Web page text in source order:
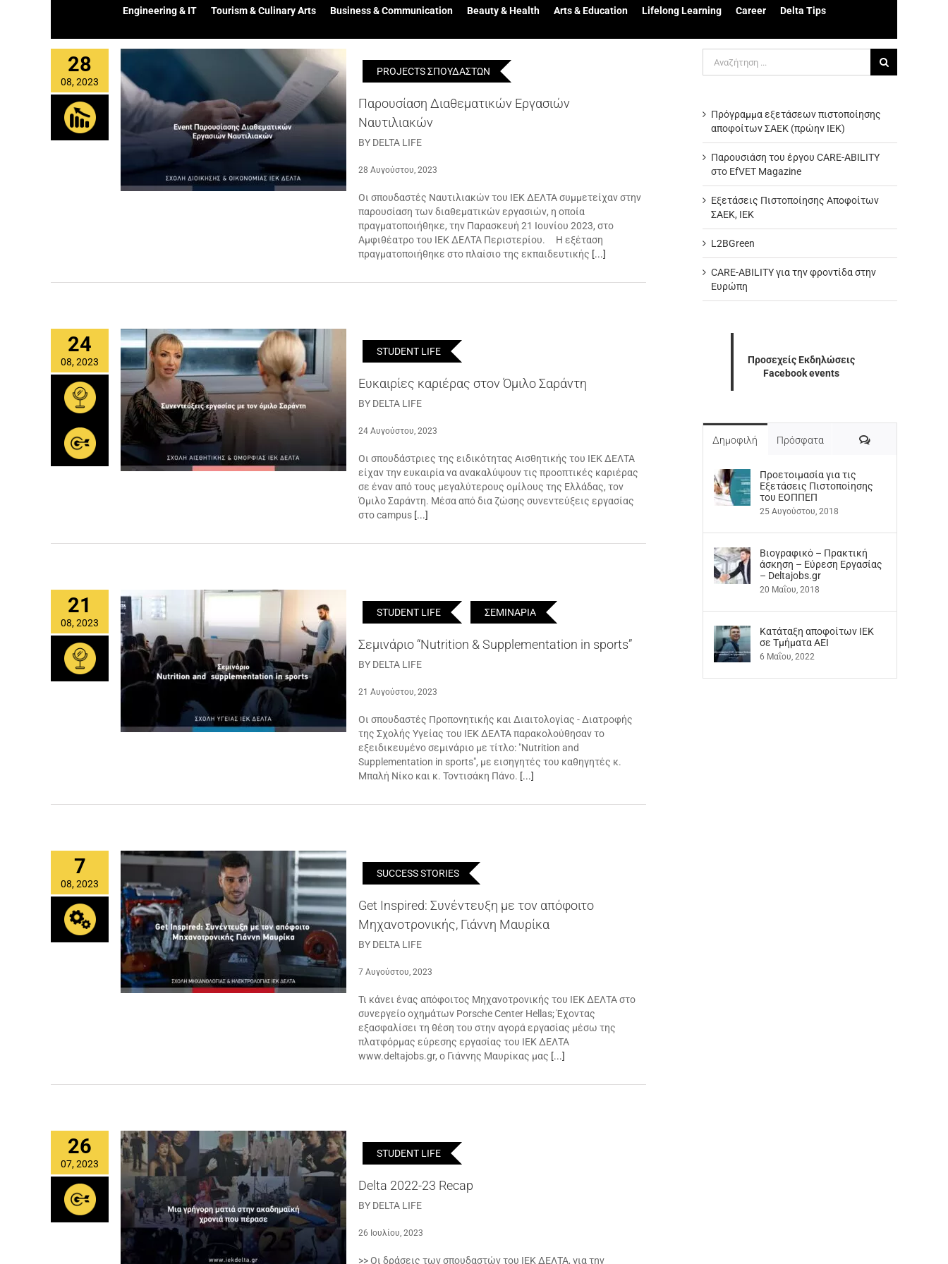
Engineering & IT Tourism & Culinary Arts Business & Communication Beauty & Health Arts & Education Lifelong Learning Career Delta Tips
28
08, 2023
PROJECTS ΣΠΟΥΔΑΣΤΩΝ
Παρουσίαση Διαθεματικών Εργασιών
Ναυτιλιακών
BY DELTA LIFE
28 Αυγούστου, 2023
Οι σπουδαστές Ναυτιλιακών του ΙΕΚ ΔΕΛΤΑ συμμετείχαν στην
παρουσίαση των διαθεματικών εργασιών, η οποία
πραγματοποιήθηκε, την Παρασκευή 21 Ιουνίου 2023, στο
Αμφιθέατρο του ΙΕΚ ΔΕΛΤΑ Περιστερίου. Η εξέταση
πραγματοποιήθηκε στο πλαίσιο της εκπαιδευτικής [...]
24
08, 2023
STUDENT LIFE
Ευκαιρίες καριέρας στον Όμιλο Σαράντη
BY DELTA LIFE
24 Αυγούστου, 2023
Οι σπουδάστριες της ειδικότητας Αισθητικής του ΙΕΚ ΔΕΛΤΑ
είχαν την ευκαιρία να ανακαλύψουν τις προοπτικές καριέρας
σε έναν από τους μεγαλύτερους ομίλους της Ελλάδας, τον
Όμιλο Σαράντη. Μέσα από δια ζώσης συνεντεύξεις εργασίας
στο campus [...]
21
08, 2023
STUDENT LIFE ΣΕΜΙΝΑΡΙΑ
Σεμινάριο “Nutrition & Supplementation in sports”
BY DELTA LIFE
21 Αυγούστου, 2023
Οι σπουδαστές Προπονητικής και Διαιτολογίας - Διατροφής
της Σχολής Υγείας του ΙΕΚ ΔΕΛΤΑ παρακολούθησαν το
εξειδικευμένο σεμινάριο με τίτλο: "Nutrition and
Supplementation in sports", με εισηγητές του καθηγητές κ.
Μπαλή Νίκο και κ. Τοντισάκη Πάνο. [...]
7
08, 2023
SUCCESS STORIES
Get Inspired: Συνέντευξη με τον απόφοιτο
Μηχανοτρονικής, Γιάννη Μαυρίκα
BY DELTA LIFE
7 Αυγούστου, 2023
Τι κάνει ένας απόφοιτος Μηχανοτρονικής του ΙΕΚ ΔΕΛΤΑ στο
συνεργείο οχημάτων Porsche Center Hellas; Έχοντας
εξασφαλίσει τη θέση του στην αγορά εργασίας μέσω της
πλατφόρμας εύρεσης εργασίας του ΙΕΚ ΔΕΛΤΑ
www.deltajobs.gr, ο Γιάννης Μαυρίκας μας [...]
26
07, 2023
STUDENT LIFE
Delta 2022-23 Recap
BY DELTA LIFE
26 Ιουλίου, 2023
>> Οι δράσεις των σπουδαστών του ΙΕΚ ΔΕΛΤΑ, για την
για:
Πρόγραμμα εξετάσεων πιστοποίησης
αποφοίτων ΣΑΕΚ (πρώην ΙΕΚ)
Παρουσιάση του έργου CARE-ABILITY
στο EfVET Magazine
Εξετάσεις Πιστοποίησης Αποφοίτων
ΣΑΕΚ, ΙΕΚ
L2BGreen
CARE-ABILITY για την φροντίδα στην
Ευρώπη
Προσεχείς Εκδηλώσεις
Facebook events
Δημοφιλή Πρόσφατα Σχόλια
Προετοιμασία για τις
Εξετάσεις Πιστοποίησης
του ΕΟΠΠΕΠ
25 Αυγούστου, 2018
Βιογραφικό – Πρακτική
άσκηση – Εύρεση Εργασίας
– Deltajobs.gr
20 Μαΐου, 2018
Kατάταξη αποφοίτων ΙΕΚ
σε Τμήματα ΑΕΙ
6 Μαΐου, 2022